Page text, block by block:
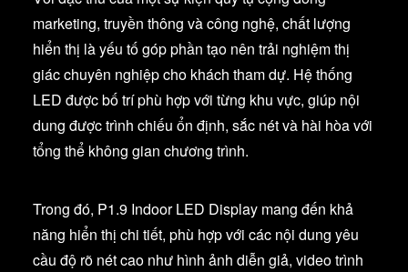
marketing, truyền thông và công nghệ, chất lượng
hiển thị là yếu tố góp phần tạo nên trải nghiệm thị
giác chuyên nghiệp cho khách tham dự. Hệ thống
LED được bố trí phù hợp với từng khu vực, giúp nội
dung được trình chiếu ổn định, sắc nét và hài hòa với
tổng thể không gian chương trình.
Trong đó, P1.9 Indoor LED Display mang đến khả
năng hiển thị chi tiết, phù hợp với các nội dung yêu
cầu độ rõ nét cao như hình ảnh diễn giả, video trình